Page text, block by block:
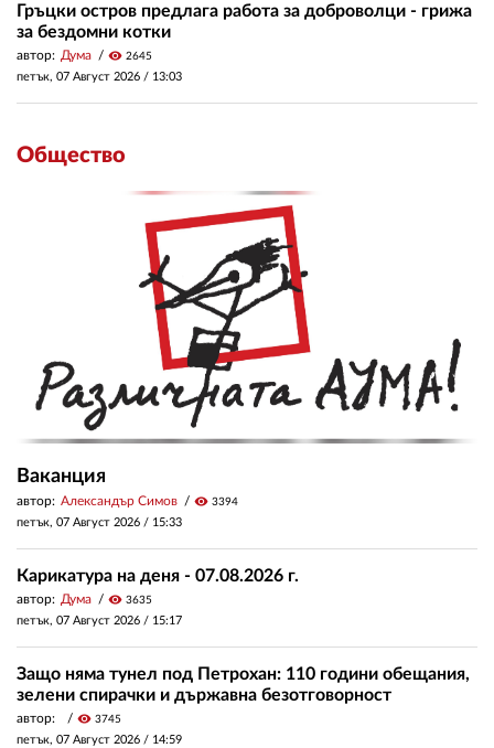
Гръцки остров предлага работа за доброволци - грижа
за бездомни котки
автор: Дума visibility 2645
петък, 07 Август 2026 / 13:03
Общество
Ваканция
автор: Александър Симов visibility 3394
петък, 07 Август 2026 / 15:33
Карикатура на деня - 07.08.2026 г.
автор: Дума visibility 3635
петък, 07 Август 2026 / 15:17
Защо няма тунел под Петрохан: 110 години обещания,
зелени спирачки и държавна безотговорност
автор: visibility 3745
петък, 07 Август 2026 / 14:59